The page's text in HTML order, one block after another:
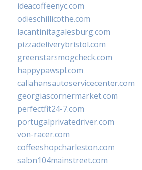
ideacoffeenyc.com
odieschillicothe.com
lacantinitagalesburg.com
pizzadeliverybristol.com
greenstarsmogcheck.com
happypawspl.com
callahansautoservicecenter.com
georgiascornermarket.com
perfectfit24-7.com
portugalprivatedriver.com
von-racer.com
coffeeshopcharleston.com
salon104mainstreet.com